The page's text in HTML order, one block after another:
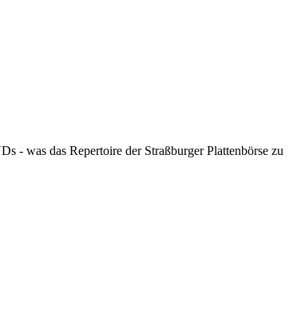
- was das Repertoire der Straßburger Plattenbörse zu